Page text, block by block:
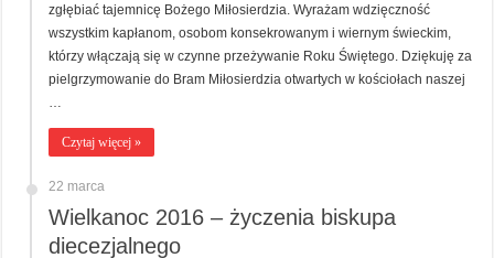
zgłębiać tajemnicę Bożego Miłosierdzia. Wyrażam wdzięczność
wszystkim kapłanom, osobom konsekrowanym i wiernym świeckim,
którzy włączają się w czynne przeżywanie Roku Świętego. Dziękuję za
pielgrzymowanie do Bram Miłosierdzia otwartych w kościołach naszej
…
Czytaj więcej »
22 marca
Wielkanoc 2016 – życzenia biskupa
diecezjalnego